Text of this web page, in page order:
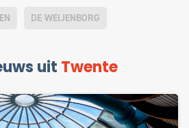
DE WEIJENBORG
uit Twente